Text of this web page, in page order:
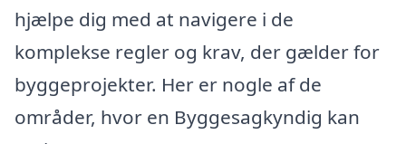
hjælpe dig med at navigere i de
komplekse regler og krav, der gælder for
byggeprojekter. Her er nogle af de
områder, hvor en Byggesagkyndig kan